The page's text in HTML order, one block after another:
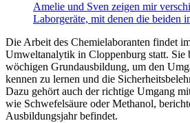
Amelie und Sven zeigen mir
Laborgeräte, mit denen die beiden
Die Arbeit des Chemielaboranten findet
Umweltanalytik in Cloppenburg statt. Sie
wöchigen Grundausbildung, um den
kennen zu lernen und die
Dazu gehört auch der richtige Umgang
wie Schwefelsäure oder Methanol,
Ausbildungsjahr befindet.